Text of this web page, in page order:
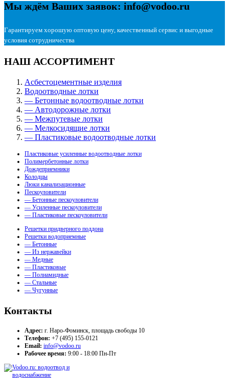
Мы ждём Ваших заявок: info@vodoo.ru
Гарантируем хорошую оптовую цену, качественный сервис и выгодные
условия сотрудничества
НАШ АССОРТИМЕНТ
Асбестоцементные изделия
Водоотводные лотки
— Бетонные водоотводные лотки
— Автодорожные лотки
— Межпутевые лотки
— Мелкосидящие лотки
— Пластиковые водоотводные лотки
Пластиковые усиленные водоотводные лотки
Полимербетонные лотки
Дождеприемники
Колодцы
Люки канализационные
Пескоуловители
— Бетонные пескоуловители
— Усиленные пескоуловители
— Пластиковые пескоуловители
Решетки придверного поддона
Решетки водоприемные
— Бетонные
— Из нержавейки
— Медные
— Пластиковые
— Полиамидные
— Стальные
— Чугунные
Контакты
Адрес: г. Наро-Фоминск, площадь свободы 10
Телефон: +7 (495) 155-0121
Email: info@vodoo.ru
Рабочее время: 9:00 - 18:00 Пн-Пт